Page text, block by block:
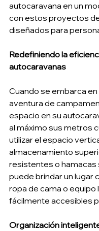
autocaravana en un
con estos proyectos
diseñados para
Redefiniendo la
autocaravanas
Cuando se embarca
aventura de
espacio en su
al máximo sus metros
utilizar el espacio
almacenamiento
resistentes o hamacas
puede brindar un lugar
ropa de cama o equipo
fácilmente accesibles
Organización